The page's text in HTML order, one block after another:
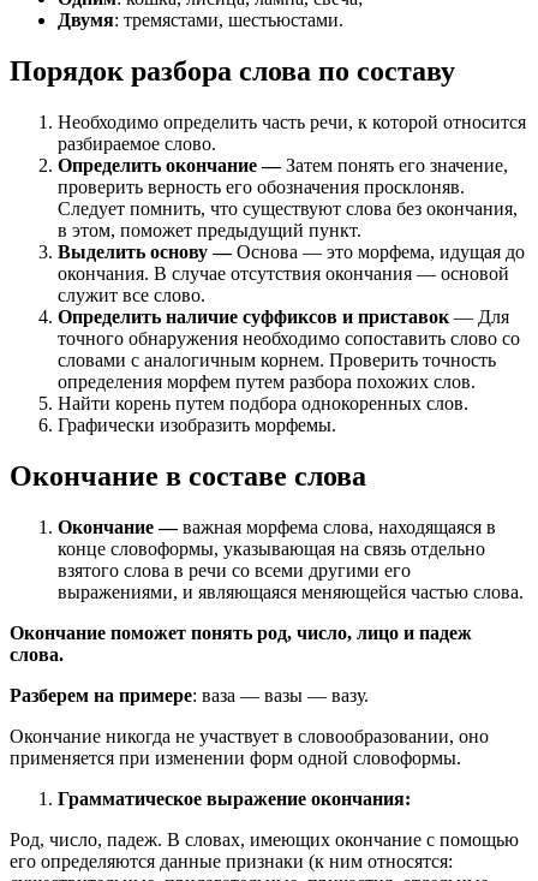
Двумя: тремястами, шестьюстами.
Порядок разбора слова по составу
Необходимо определить часть речи, к которой относится
разбираемое слово.
Определить окончание —Затем понять его значение,
проверить верность его обозначения просклоняв.
Следует помнить, что существуют слова без окончания,
в этом, поможет предыдущий пункт.
Выделить основу —Основа — это морфема, идущая до
окончания. В случае отсутствия окончания — основой
служит все слово.
Определить наличие суффиксов и приставок — Для
точного обнаружения необходимо сопоставить слово со
словами с аналогичным корнем. Проверить точность
определения морфем путем разбора похожих слов.
Найти корень путем подбора однокоренных слов.
Графически изобразить морфемы.
Окончание в составе слова
Окончание —важная морфема слова, находящаяся в
конце словоформы, указывающая на связь отдельно
взятого слова в речи со всеми другими его
выражениями, и являющаяся меняющейся частью слова.
Окончание поможет понять род, число, лицо и падеж
слова.
Разберем на примере: ваза — вазы — вазу.
Окончание никогда не участвует в словообразовании, оно
применяется при изменении форм одной словоформы.
Грамматическое выражение окончания:
Род, число, падеж. В словах, имеющих окончание с помощью
его определяются данные признаки (к ним относятся: